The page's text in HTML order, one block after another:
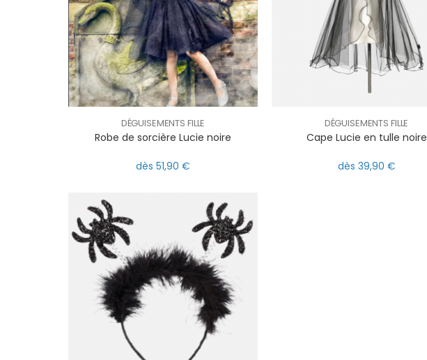
DÉGUISEMENTS FILLE
Robe de sorcière Lucie noire
dès 51,90 €
DÉGUISEMENTS FILLE
Cape Lucie en tulle noire
dès 39,90 €